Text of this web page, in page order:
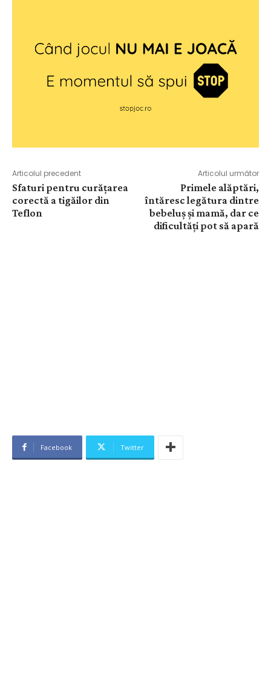
Articolul precedent
Sfaturi pentru curățarea
corectă a tigăilor din
Teflon
Articolul următor
Primele alăptări,
întăresc legătura dintre
bebeluș și mamă, dar ce
dificultăți pot să apară
Facebook Twitter